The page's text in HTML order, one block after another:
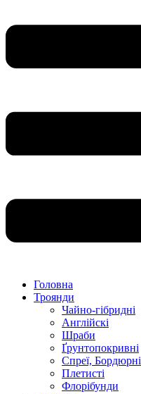
Головна
Троянди
Чайно-гібридні
Англійскі
Шраби
Ґрунтопокривні
Спреї, Бордюрні
Плетисті
Флорібунди